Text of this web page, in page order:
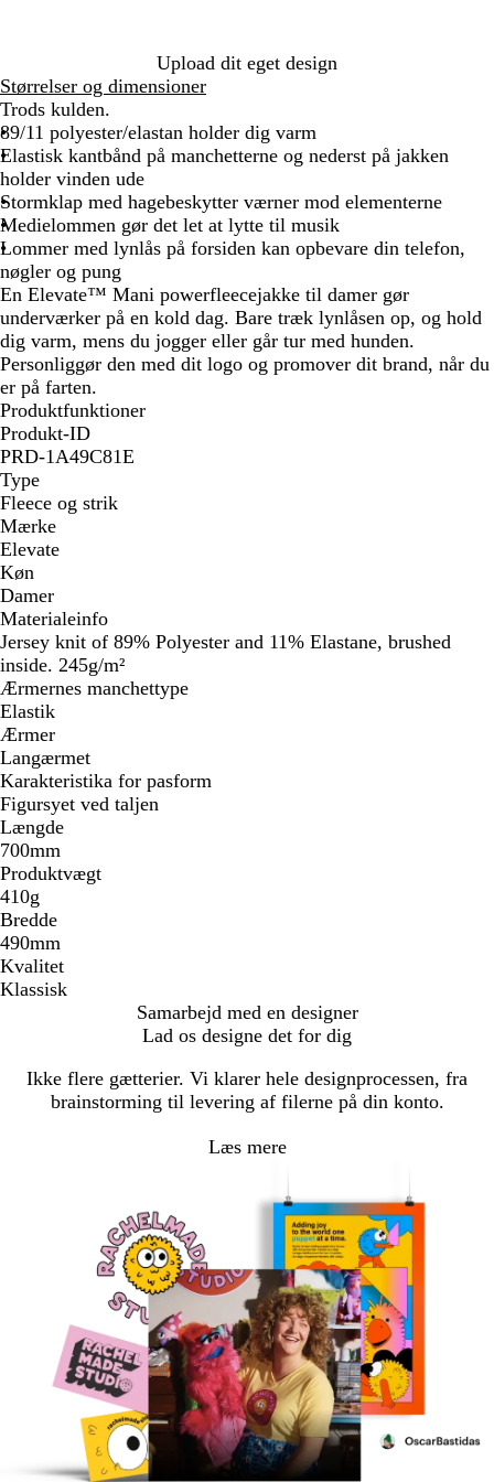
Upload dit eget design
Størrelser og dimensioner
Trods kulden.
89/11 polyester/elastan holder dig varm
Elastisk kantbånd på manchetterne og nederst på jakken
holder vinden ude
Stormklap med hagebeskytter værner mod elementerne
Medielommen gør det let at lytte til musik
Lommer med lynlås på forsiden kan opbevare din telefon,
nøgler og pung
En Elevate™ Mani powerfleecejakke til damer gør
underværker på en kold dag. Bare træk lynlåsen op, og hold
dig varm, mens du jogger eller går tur med hunden.
Personliggør den med dit logo og promover dit brand, når du
er på farten.
Produktfunktioner
Produkt-ID
PRD-1A49C81E
Type
Fleece og strik
Mærke
Elevate
Køn
Damer
Materialeinfo
Jersey knit of 89% Polyester and 11% Elastane, brushed
inside. 245g/m²
Ærmernes manchettype
Elastik
Ærmer
Langærmet
Karakteristika for pasform
Figursyet ved taljen
Længde
700mm
Produktvægt
410g
Bredde
490mm
Kvalitet
Klassisk
Samarbejd med en designer
Lad os designe det for dig
Ikke flere gætterier. Vi klarer hele designprocessen, fra
brainstorming til levering af filerne på din konto.
Læs mere